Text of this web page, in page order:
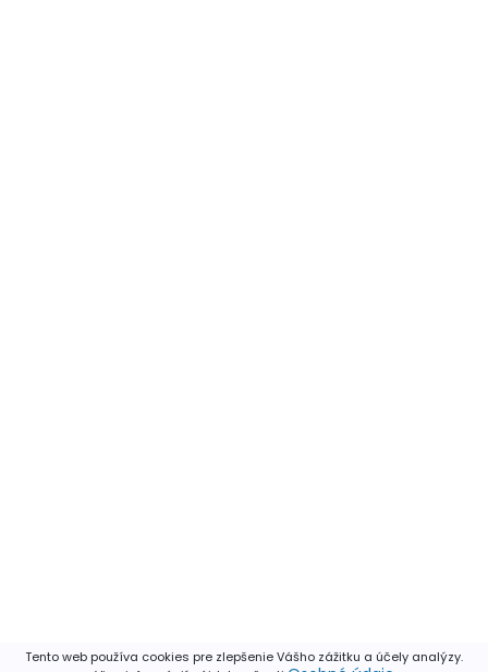
Tento web používa cookies pre zlepšenie Vášho zážitku a účely analýzy.